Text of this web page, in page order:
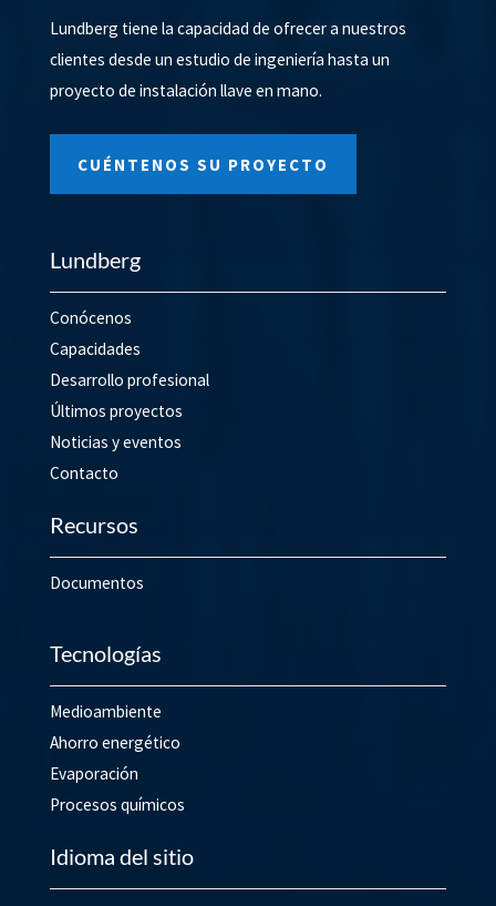
Lundberg tiene la capacidad de ofrecer a nuestros
clientes desde un estudio de ingeniería hasta un
proyecto de instalación llave en mano.
CUÉNTENOS SU PROYECTO
Lundberg
Conócenos
Capacidades
Desarrollo profesional
Últimos proyectos
Noticias y eventos
Contacto
Recursos
Documentos
Tecnologías
Medioambiente
Ahorro energético
Evaporación
Procesos químicos
Idioma del sitio